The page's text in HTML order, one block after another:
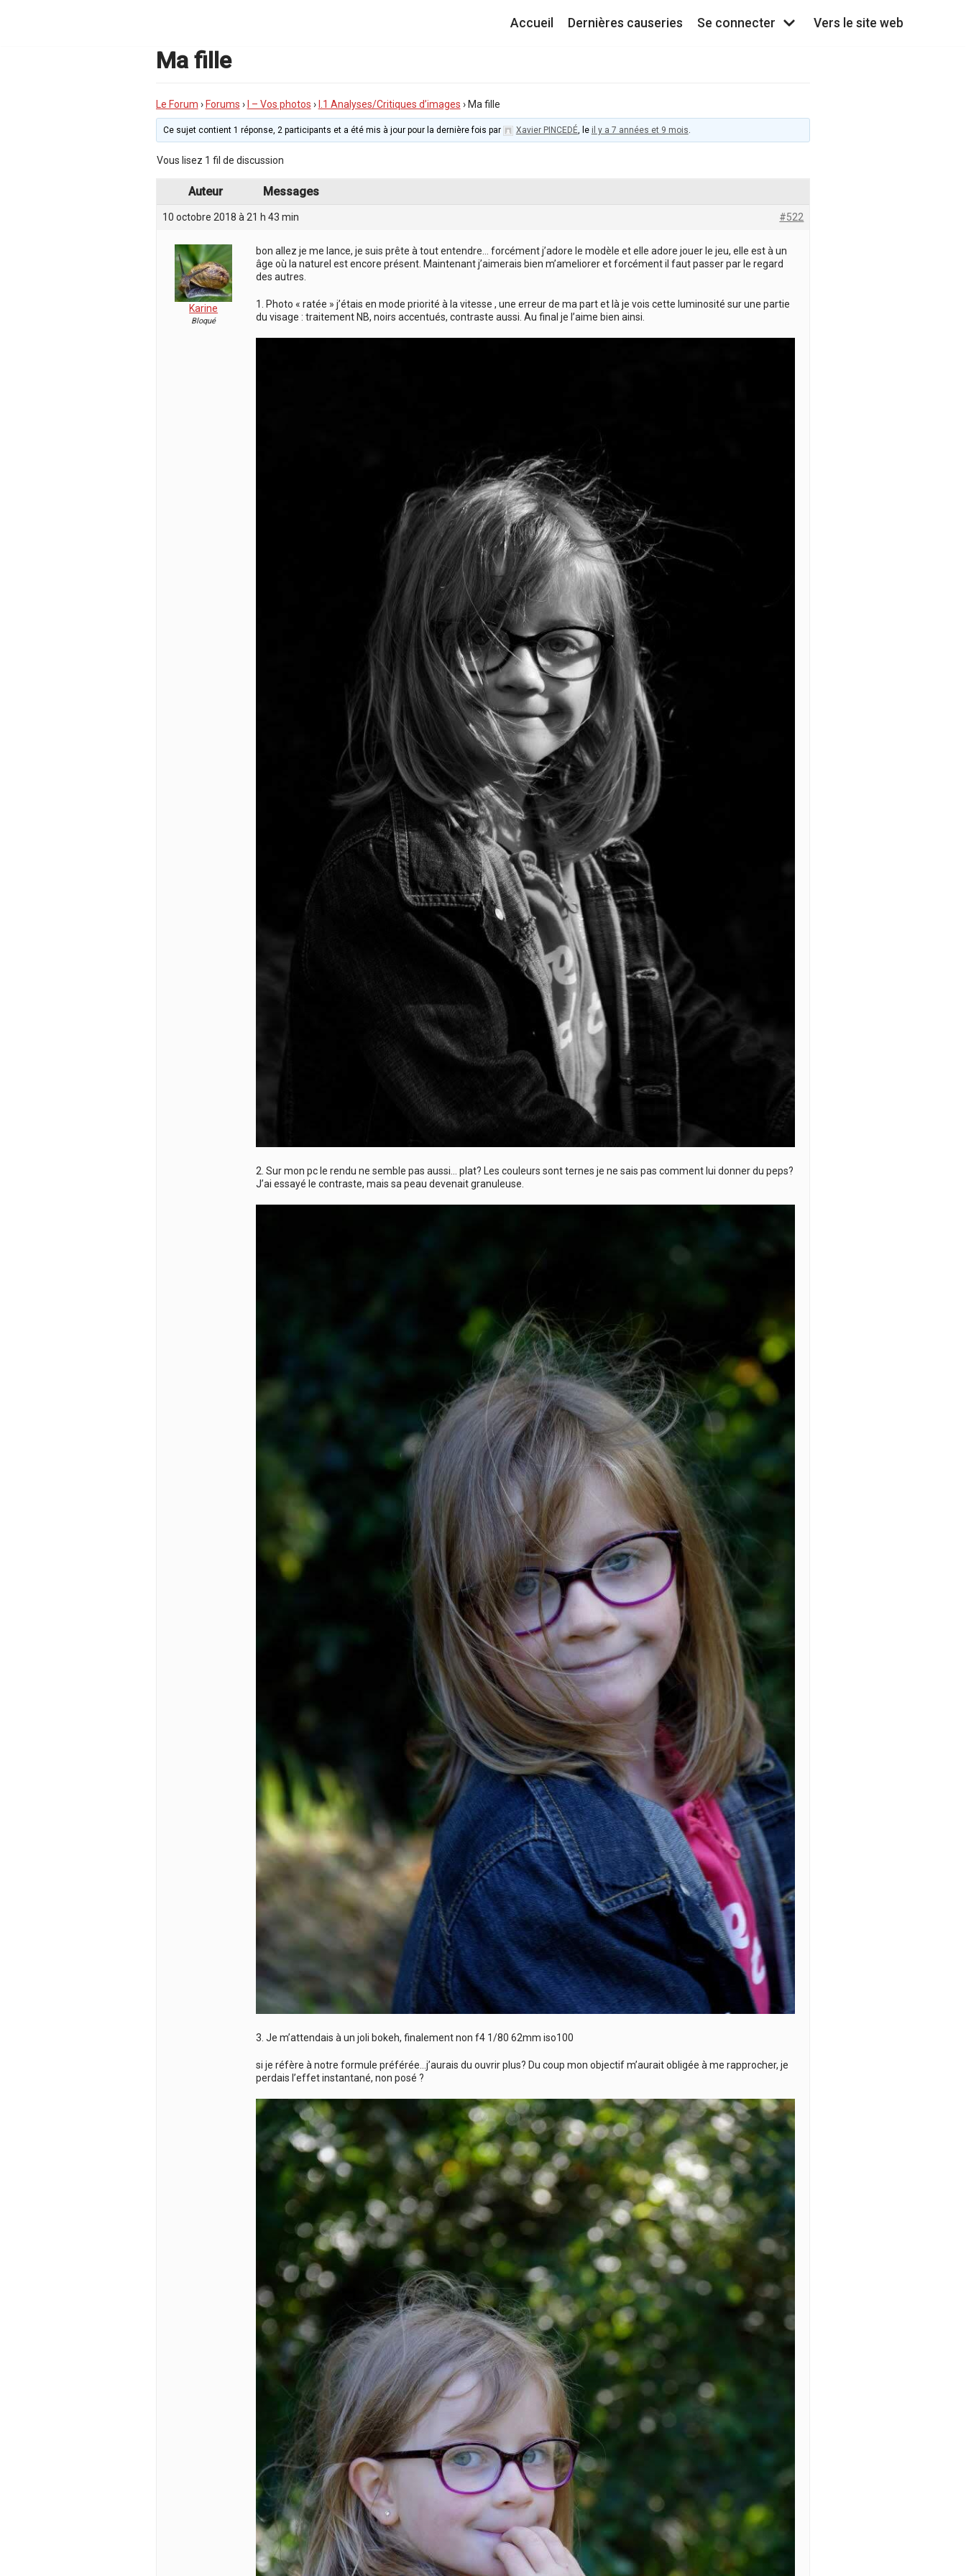
Accueil Dernières causeries Se connecter Vers le site web
Ma fille
Le Forum › Forums › I – Vos photos › I.1 Analyses/Critiques d’images › Ma fille
Ce sujet contient 1 réponse, 2 participants et a été mis à jour pour la dernière fois par Xavier PINCEDÉ, le il y a 7 années et 9 mois.
Vous lisez 1 fil de discussion
Auteur Messages
10 octobre 2018 à 21 h 43 min #522
Karine
Bloqué
bon allez je me lance, je suis prête à tout entendre… forcément j’adore le modèle et elle adore jouer le jeu, elle est à un
âge où la naturel est encore présent. Maintenant j’aimerais bien m’ameliorer et forcément il faut passer par le regard
des autres.
1. Photo « ratée » j’étais en mode priorité à la vitesse , une erreur de ma part et là je vois cette luminosité sur une partie
du visage : traitement NB, noirs accentués, contraste aussi. Au final je l’aime bien ainsi.
2. Sur mon pc le rendu ne semble pas aussi… plat? Les couleurs sont ternes je ne sais pas comment lui donner du peps?
J’ai essayé le contraste, mais sa peau devenait granuleuse.
3. Je m’attendais à un joli bokeh, finalement non f4 1/80 62mm iso100
si je réfère à notre formule préférée…j’aurais du ouvrir plus? Du coup mon objectif m’aurait obligée à me rapprocher, je
perdais l’effet instantané, non posé ?